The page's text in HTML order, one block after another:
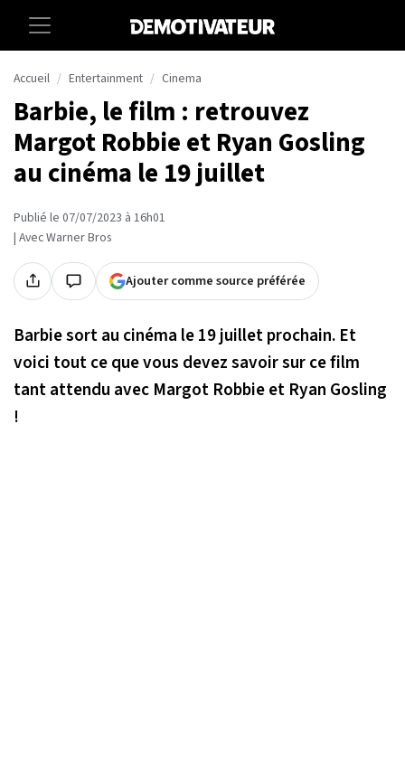
Accueil Entertainment Cinema
Barbie, le film : retrouvez
Margot Robbie et Ryan Gosling
au cinéma le 19 juillet
Publié le 07/07/2023 à 16h01
| Avec Warner Bros
Ajouter comme source préférée
Barbie sort au cinéma le 19 juillet prochain. Et
voici tout ce que vous devez savoir sur ce film
tant attendu avec Margot Robbie et Ryan Gosling
!